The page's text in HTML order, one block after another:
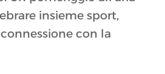
insieme sport,
con la